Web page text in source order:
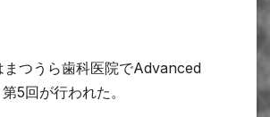
つうら歯科医院でAdvanced
5回が行われた。